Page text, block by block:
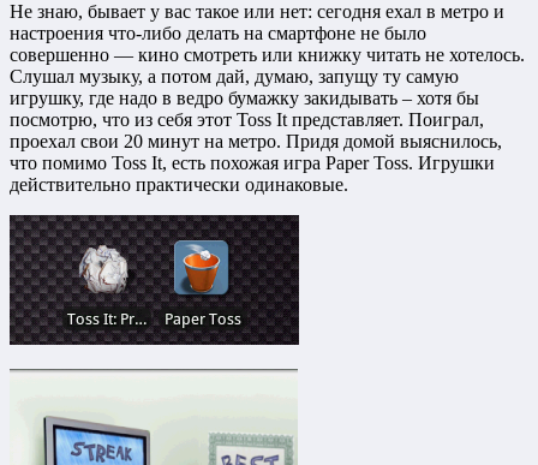
Не знаю, бывает у вас такое или нет: сегодня ехал в метро и
настроения что-либо делать на смартфоне не было
совершенно — кино смотреть или книжку читать не хотелось.
Слушал музыку, а потом дай, думаю, запущу ту самую
игрушку, где надо в ведро бумажку закидывать – хотя бы
посмотрю, что из себя этот Toss It представляет. Поиграл,
проехал свои 20 минут на метро. Придя домой выяснилось,
что помимо Toss It, есть похожая игра Paper Toss. Игрушки
действительно практически одинаковые.